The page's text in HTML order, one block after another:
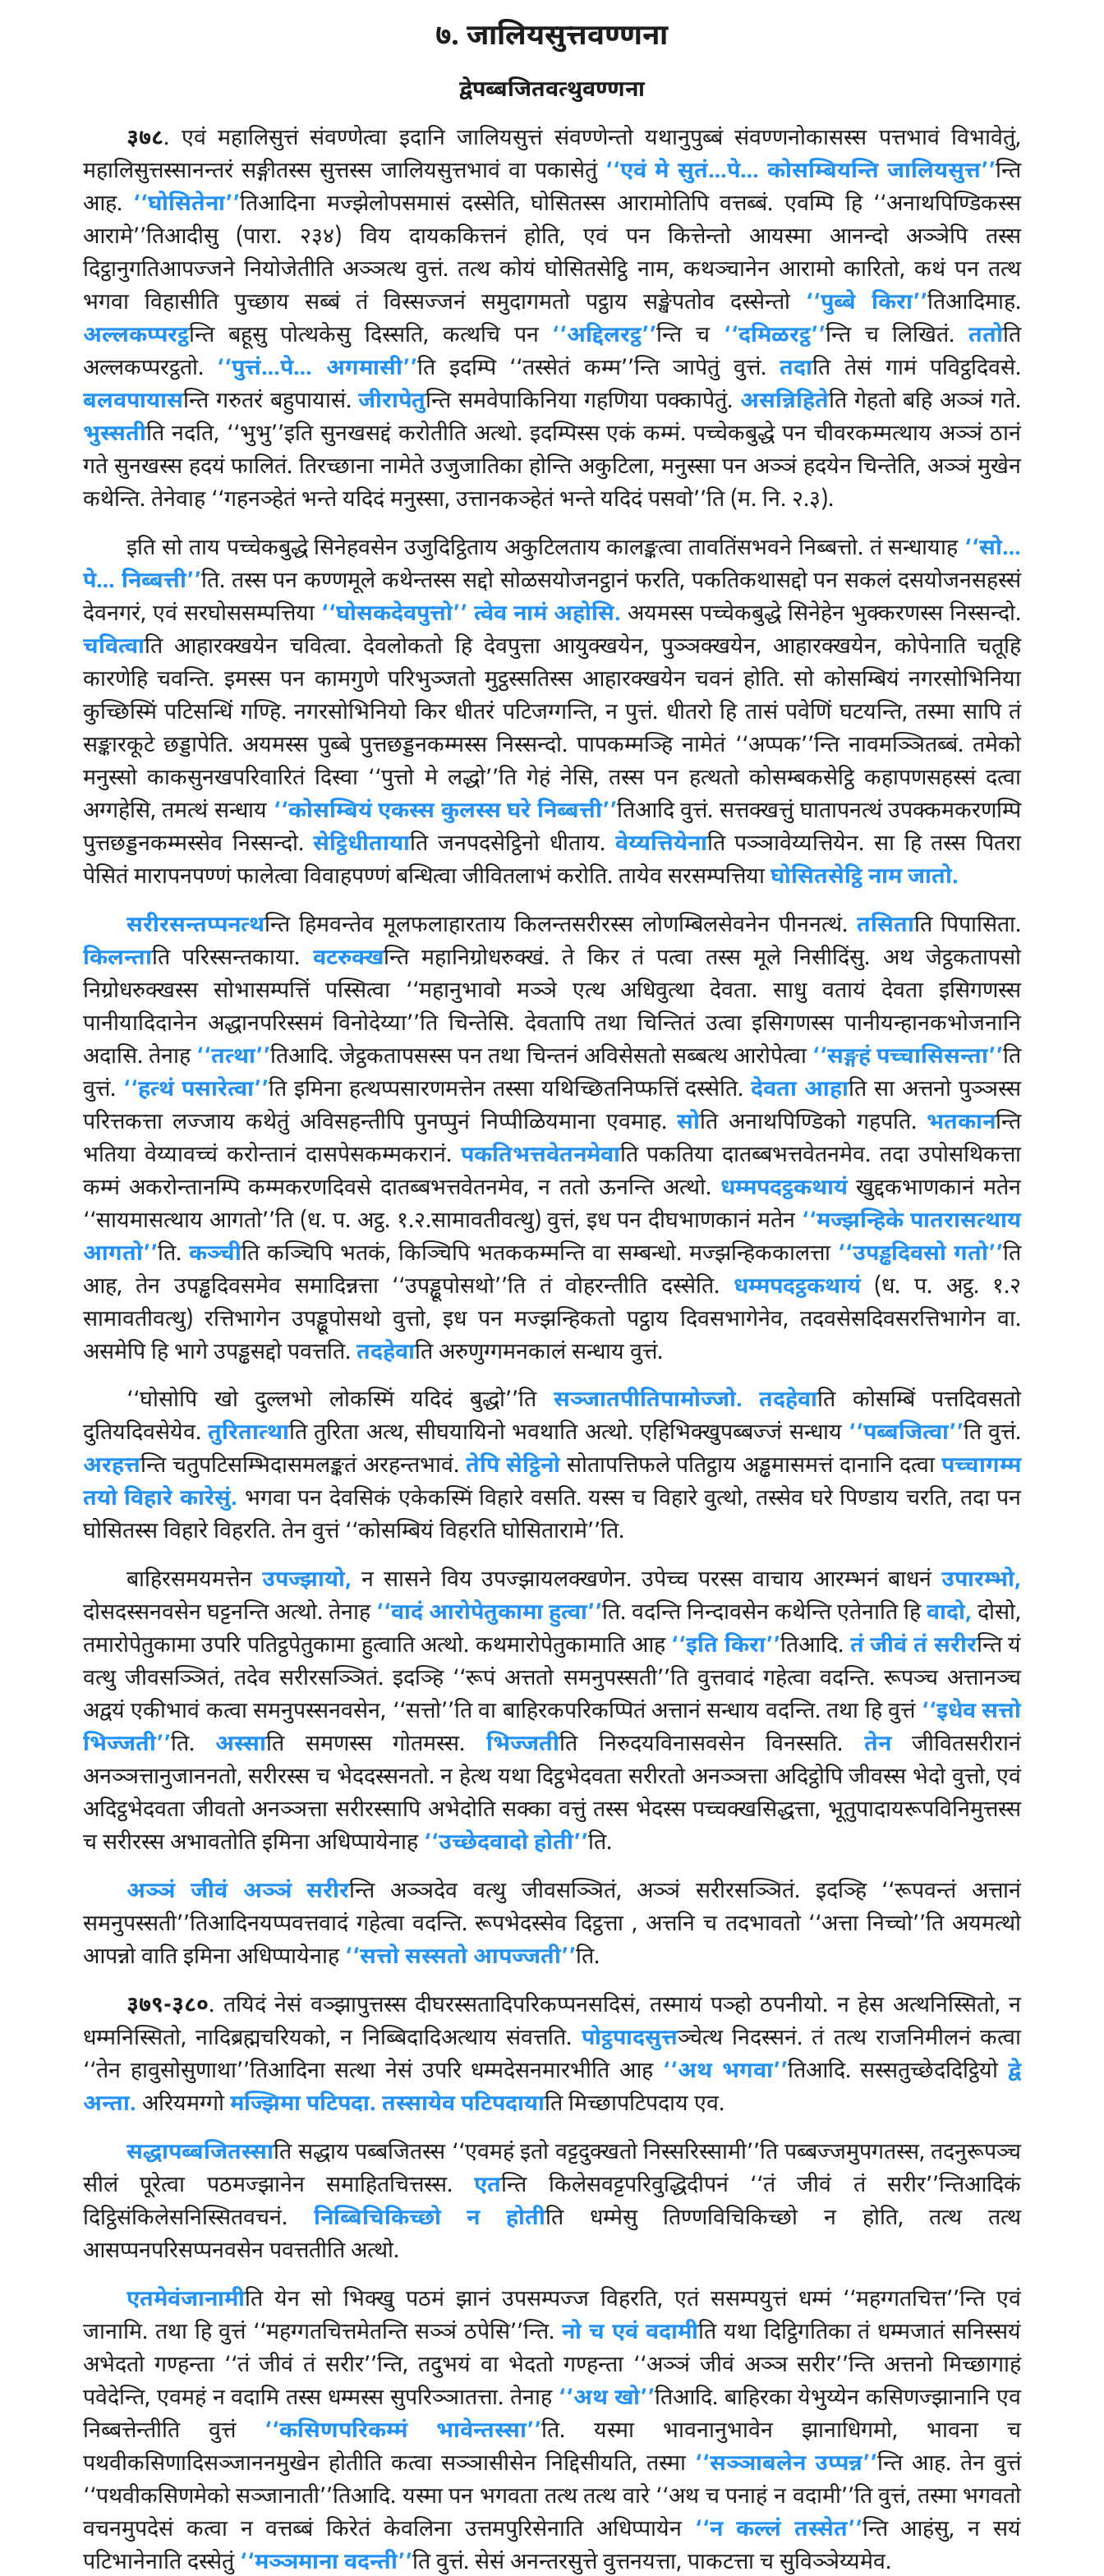
७. जालियसुत्तवण्णना
द्वेपब्बजितवत्थुवण्णना
३७८. एवंमहालिसुत्तं संवण्णेत्वा इदानि जालियसुत्तं संवण्णेन्तो यथानुपुब्बं संवण्णनोकासस्स पत्तभावं विभावेतुं,
महालिसुत्तस्सानन्तरं सङ्गीतस्स सुत्तस्स जालियसुत्तभावं वा पकासेतुं ‘‘एवं मे सुतं…पे… कोसम्बियन्ति जालियसुत्त’’न्ति
आह. ‘‘घोसितेना’’तिआदिना मज्झेलोपसमासं दस्सेति, घोसितस्स आरामोतिपि वत्तब्बं. एवम्पि हि ‘‘अनाथपिण्डिकस्स
आरामे’’तिआदीसु (पारा. २३४) विय दायककित्तनं होति, एवं पन कित्तेन्तो आयस्मा आनन्दो अञ्ञेपि तस्स
दिट्ठानुगतिआपज्जने नियोजेतीति अञ्ञत्थ वुत्तं. तत्थ कोयं घोसितसेट्ठि नाम, कथञ्चानेन आरामो कारितो, कथं पन तत्थ
भगवा विहासीति पुच्छाय सब्बं तं विस्सज्जनं समुदागमतो पट्ठाय सङ्खेपतोव दस्सेन्तो ‘‘पुब्बे किरा’’तिआदिमाह.
अल्लकप्परट्ठन्ति बहूसु पोत्थकेसु दिस्सति, कत्थचि पन ‘‘अद्दिलरट्ठ’’न्ति च ‘‘दमिळरट्ठ’’न्ति च लिखितं.ततोति
अल्लकप्परट्ठतो. ‘‘पुत्तं…पे… अगमासी’’ति इदम्पि ‘‘तस्सेतं कम्म’’न्ति ञापेतुं वुत्तं.तदाति तेसं गामं पविट्ठदिवसे.
बलवपायासन्ति गरुतरं बहुपायासं.जीरापेतुन्ति समवेपाकिनिया गहणिया पक्कापेतुं. असन्निहितेति गेहतो बहि अञ्ञं गते.
भुस्सतीति नदति, ‘‘भुभु’’इति सुनखसद्दं करोतीति अत्थो. इदम्पिस्स एकं कम्मं. पच्चेकबुद्धे पन चीवरकम्मत्थाय अञ्ञं ठानं
गते सुनखस्स हदयं फालितं. तिरच्छाना नामेते उजुजातिका होन्ति अकुटिला, मनुस्सा पन अञ्ञं हदयेन चिन्तेति, अञ्ञं मुखेन
कथेन्ति. तेनेवाह ‘‘गहनञ्हेतं भन्ते यदिदं मनुस्सा, उत्तानकञ्हेतं भन्ते यदिदं पसवो’’ति (म. नि. २.३).
इति सो ताय पच्चेकबुद्धे सिनेहवसेन उजुदिट्ठिताय अकुटिलताय कालङ्कत्वा तावतिंसभवने निब्बत्तो. तं सन्धायाह ‘‘सो…
पे… निब्बत्ती’’ति. तस्स पन कण्णमूले कथेन्तस्ससद्दो सोळसयोजनट्ठानं फरति, पकतिकथासद्दो पन सकलं दसयोजनसहस्सं
देवनगरं, एवं सरघोससम्पत्तिया ‘‘घोसकदेवपुत्तो’’ त्वेव नामं अहोसि. अयमस्स पच्चेकबुद्धे सिनेहेन भुक्करणस्स निस्सन्दो.
चवित्वाति आहारक्खयेन चवित्वा. देवलोकतो हि देवपुत्ता आयुक्खयेन, पुञ्ञक्खयेन, आहारक्खयेन, कोपेनाति चतूहि
कारणेहि चवन्ति. इमस्स पन कामगुणे परिभुञ्जतो मुट्ठस्सतिस्स आहारक्खयेन चवनं होति. सो कोसम्बियं नगरसोभिनिया
कुच्छिस्मिं पटिसन्धिं गण्हि. नगरसोभिनियो किर धीतरं पटिजग्गन्ति, न पुत्तं. धीतरो हि तासं पवेणिं घटयन्ति, तस्मा सापि तं
सङ्कारकूटे छड्डापेति. अयमस्स पुब्बे पुत्तछड्डनकम्मस्स निस्सन्दो. पापकम्मञ्हि नामेतं ‘‘अप्पक’’न्ति नावमञ्ञितब्बं. तमेको
मनुस्सो काकसुनखपरिवारितं दिस्वा ‘‘पुत्तो मे लद्धो’’ति गेहं नेसि, तस्स पन हत्थतो कोसम्बकसेट्ठि कहापणसहस्सं दत्वा
अग्गहेसि, तमत्थं सन्धाय ‘‘कोसम्बियं एकस्स कुलस्स घरे निब्बत्ती’’तिआदि वुत्तं. सत्तक्खत्तुं घातापनत्थं उपक्कमकरणम्पि
पुत्तछड्डनकम्मस्सेव निस्सन्दो.सेट्ठिधीतायाति जनपदसेट्ठिनो धीताय. वेय्यत्तियेनाति पञ्ञावेय्यत्तियेन. सा हि तस्स पितरा
पेसितं मारापनपण्णं फालेत्वा विवाहपण्णं बन्धित्वा जीवितलाभं करोति. तायेव सरसम्पत्तियाघोसितसेट्ठि नाम जातो.
सरीरसन्तप्पनत्थन्ति हिमवन्तेव मूलफलाहारताय किलन्तसरीरस्स लोणम्बिलसेवनेन पीननत्थं. तसिताति पिपासिता.
किलन्ताति परिस्सन्तकाया. वटरुक्खन्ति महानिग्रोधरुक्खं. ते किर तं पत्वा तस्स मूले निसीदिंसु. अथ जेट्ठकतापसो
निग्रोधरुक्खस्स सोभासम्पत्तिं पस्सित्वा ‘‘महानुभावो मञ्ञे एत्थ अधिवुत्था देवता. साधु वतायं देवता इसिगणस्स
पानीयादिदानेन अद्धानपरिस्समं विनोदेय्या’’ति चिन्तेसि. देवतापि तथा चिन्तितं उत्वा इसिगणस्स पानीयन्हानकभोजनानि
अदासि. तेनाह ‘‘तत्था’’तिआदि. जेट्ठकतापसस्स पन तथा चिन्तनं अविसेसतो सब्बत्थ आरोपेत्वा ‘‘सङ्गहं पच्चासिसन्ता’’ति
वुत्तं. ‘‘हत्थं पसारेत्वा’’ति इमिना हत्थप्पसारणमत्तेन तस्सा यथिच्छितनिप्फत्तिं दस्सेति.देवता आहाति सा अत्तनो पुञ्ञस्स
परित्तकत्ता लज्जाय कथेतुं अविसहन्तीपि पुनप्पुनं निप्पीळियमाना एवमाह.सोति अनाथपिण्डिको गहपति. भतकानन्ति
भतिया वेय्यावच्चं करोन्तानं दासपेसकम्मकरानं. पकतिभत्तवेतनमेवाति पकतिया दातब्बभत्तवेतनमेव. तदा उपोसथिकत्ता
कम्मं अकरोन्तानम्पि कम्मकरणदिवसे दातब्बभत्तवेतनमेव, न ततो ऊनन्ति अत्थो. धम्मपदट्ठकथायंखुद्दकभाणकानं मतेन
‘‘सायमासत्थाय आगतो’’ति (ध. प. अट्ठ. १.२.सामावतीवत्थु) वुत्तं, इध पन दीघभाणकानं मतेन ‘‘मज्झन्हिके पातरासत्थाय
आगतो’’ति. कञ्चीति कञ्चिपि भतकं, किञ्चिपि भतककम्मन्ति वा सम्बन्धो. मज्झन्हिककालत्ता ‘‘उपड्ढदिवसो गतो’’ति
आह, तेन उपड्ढदिवसमेव समादिन्नत्ता ‘‘उपड्ढूपोसथो’’ति तं वोहरन्तीति दस्सेति. धम्मपदट्ठकथायं(ध. प. अट्ठ. १.२
सामावतीवत्थु) रत्तिभागेन उपड्ढूपोसथो वुत्तो, इध पन मज्झन्हिकतो पट्ठाय दिवसभागेनेव, तदवसेसदिवसरत्तिभागेन वा.
असमेपि हि भागे उपड्ढसद्दो पवत्तति. तदहेवाति अरुणुग्गमनकालं सन्धाय वुत्तं.
‘‘घोसोपि खो दुल्लभो लोकस्मिं यदिदं बुद्धो’’ति सञ्जातपीतिपामोज्जो. तदहेवाति कोसम्बिं पत्तदिवसतो
दुतियदिवसेयेव.तुरितात्थाति तुरिता अत्थ, सीघयायिनो भवथाति अत्थो. एहिभिक्खुपब्बज्जं सन्धाय ‘‘पब्बजित्वा’’ति वुत्तं.
अरहत्तन्ति चतुपटिसम्भिदासमलङ्कतं अरहन्तभावं. तेपि सेट्ठिनोसोतापत्तिफले पतिट्ठाय अड्ढमासमत्तं दानानि दत्वापच्चागम्म
तयो विहारे कारेसुं. भगवा पन देवसिकं एकेकस्मिं विहारे वसति. यस्स च विहारे वुत्थो, तस्सेव घरे पिण्डाय चरति, तदा पन
घोसितस्स विहारे विहरति. तेन वुत्तं ‘‘कोसम्बियं विहरति घोसितारामे’’ति.
बाहिरसमयमत्तेनउपज्झायो, न सासने विय उपज्झायलक्खणेन. उपेच्च परस्स वाचाय आरम्भनं बाधनंउपारम्भो,
दोसदस्सनवसेन घट्टनन्ति अत्थो. तेनाह ‘‘वादं आरोपेतुकामा हुत्वा’’ति. वदन्ति निन्दावसेन कथेन्ति एतेनाति हिवादो, दोसो,
तमारोपेतुकामा उपरि पतिट्ठपेतुकामा हुत्वाति अत्थो. कथमारोपेतुकामाति आह ‘‘इति किरा’’तिआदि. तं जीवं तं सरीरन्ति यं
वत्थु जीवसञ्ञितं, तदेव सरीरसञ्ञितं. इदञ्हि ‘‘रूपं अत्ततो समनुपस्सती’’ति वुत्तवादं गहेत्वा वदन्ति. रूपञ्च अत्तानञ्च
अद्वयं एकीभावं कत्वा समनुपस्सनवसेन, ‘‘सत्तो’’ति वा बाहिरकपरिकप्पितं अत्तानं सन्धाय वदन्ति. तथा हि वुत्तं ‘‘इधेव सत्तो
भिज्जती’’ति. अस्साति समणस्स गोतमस्स.भिज्जतीति निरुदयविनासवसेन विनस्सति. तेनजीवितसरीरानं
अनञ्ञत्तानुजाननतो, सरीरस्स च भेददस्सनतो. न हेत्थ यथा दिट्ठभेदवता सरीरतो अनञ्ञत्ता अदिट्ठोपि जीवस्स भेदो वुत्तो, एवं
अदिट्ठभेदवता जीवतो अनञ्ञत्ता सरीरस्सापि अभेदोति सक्का वत्तुं तस्स भेदस्स पच्चक्खसिद्धत्ता, भूतुपादायरूपविनिमुत्तस्स
च सरीरस्स अभावतोति इमिना अधिप्पायेनाह ‘‘उच्छेदवादो होती’’ति.
अञ्ञं जीवं अञ्ञं सरीरन्ति अञ्ञदेव वत्थु जीवसञ्ञितं, अञ्ञं सरीरसञ्ञितं. इदञ्हि ‘‘रूपवन्तं अत्तानं
समनुपस्सती’’तिआदिनयप्पवत्तवादं गहेत्वा वदन्ति. रूपभेदस्सेव दिट्ठत्ता , अत्तनि च तदभावतो ‘‘अत्ता निच्चो’’ति अयमत्थो
आपन्नो वाति इमिना अधिप्पायेनाह ‘‘सत्तो सस्सतो आपज्जती’’ति.
३७९-३८०. तयिदं नेसं वञ्झापुत्तस्स दीघरस्सतादिपरिकप्पनसदिसं, तस्मायं पञ्हो ठपनीयो. न हेस अत्थनिस्सितो, न
धम्मनिस्सितो, नादिब्रह्मचरियको, न निब्बिदादिअत्थाय संवत्तति. पोट्ठपादसुत्तञ्चेत्थ निदस्सनं. तं तत्थ राजनिमीलनं कत्वा
‘‘तेन हावुसोसुणाथा’’तिआदिना सत्था नेसं उपरि धम्मदेसनमारभीति आह ‘‘अथ भगवा’’तिआदि. सस्सतुच्छेददिट्ठियोद्वे
अन्ता. अरियमग्गोमज्झिमा पटिपदा. तस्सायेव पटिपदायाति मिच्छापटिपदाय एव.
सद्धापब्बजितस्साति सद्धाय पब्बजितस्स ‘‘एवमहं इतो वट्टदुक्खतो निस्सरिस्सामी’’ति पब्बज्जमुपगतस्स, तदनुरूपञ्च
सीलं पूरेत्वा पठमज्झानेन समाहितचित्तस्स.एतन्ति किलेसवट्टपरिवुद्धिदीपनं ‘‘तं जीवं तं सरीर’’न्तिआदिकं
दिट्ठिसंकिलेसनिस्सितवचनं. निब्बिचिकिच्छो न होतीति धम्मेसु तिण्णविचिकिच्छो न होति, तत्थ तत्थ
आसप्पनपरिसप्पनवसेन पवत्ततीति अत्थो.
एतमेवंजानामीति येन सो भिक्खु पठमं झानं उपसम्पज्ज विहरति, एतं ससम्पयुत्तं धम्मं ‘‘महग्गतचित्त’’न्ति एवं
जानामि. तथा हि वुत्तं ‘‘महग्गतचित्तमेतन्ति सञ्ञं ठपेसि’’न्ति.नो च एवं वदामीति यथा दिट्ठिगतिका तं धम्मजातं सनिस्सयं
अभेदतो गण्हन्ता ‘‘तं जीवं तं सरीर’’न्ति, तदुभयं वा भेदतो गण्हन्ता ‘‘अञ्ञं जीवं अञ्ञ सरीर’’न्ति अत्तनो मिच्छागाहं
पवेदेन्ति, एवमहं न वदामि तस्स धम्मस्स सुपरिञ्ञातत्ता. तेनाह ‘‘अथ खो’’तिआदि. बाहिरका येभुय्येन कसिणज्झानानि एव
निब्बत्तेन्तीति वुत्तं ‘‘कसिणपरिकम्मं भावेन्तस्सा’’ति. यस्मा भावनानुभावेन झानाधिगमो, भावना च
पथवीकसिणादिसञ्जाननमुखेन होतीति कत्वा सञ्ञासीसेन निद्दिसीयति, तस्मा ‘‘सञ्ञाबलेन उप्पन्न’’न्ति आह. तेन वुत्तं
‘‘पथवीकसिणमेको सञ्जानाती’’तिआदि. यस्मा पन भगवता तत्थ तत्थ वारे ‘‘अथ च पनाहं न वदामी’’ति वुत्तं, तस्मा भगवतो
वचनमुपदेसं कत्वा न वत्तब्बं किरेतं केवलिना उत्तमपुरिसेनाति अधिप्पायेन ‘‘न कल्लं तस्सेत’’न्ति आहंसु, न सयं
पटिभानेनाति दस्सेतुं ‘‘मञ्ञमाना वदन्ती’’ति वुत्तं. सेसं अनन्तरसुत्ते वुत्तनयत्ता, पाकटत्ता च सुविञ्ञेय्यमेव.